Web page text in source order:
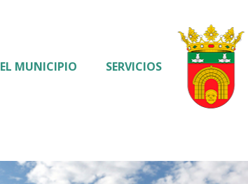
EL MUNICIPIO SERVICIOS